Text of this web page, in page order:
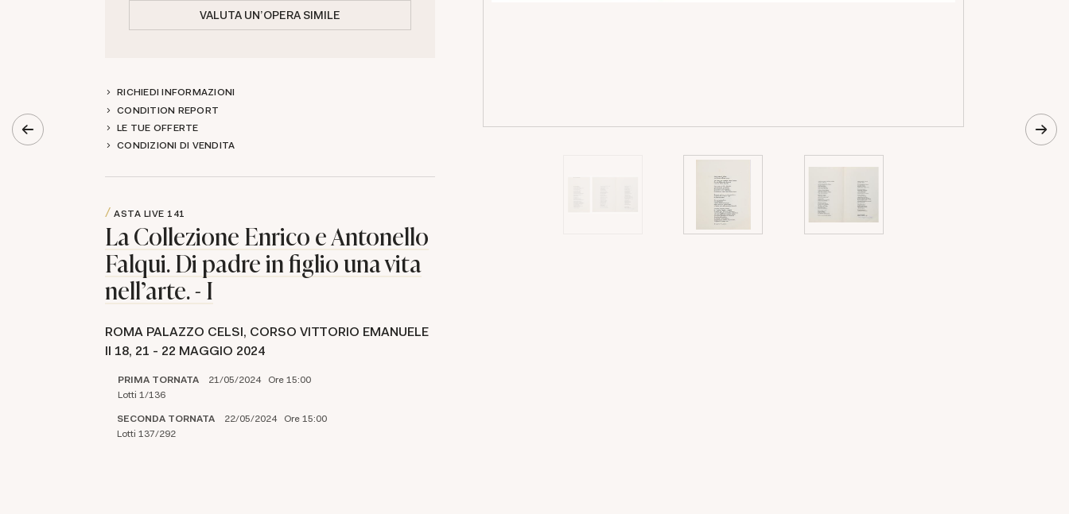
VALUTA UN'OPERA SIMILE
RICHIEDI INFORMAZIONI
CONDITION REPORT
LE TUE OFFERTE
CONDIZIONI DI VENDITA
ASTA LIVE 141
La Collezione Enrico e Antonello
Falqui. Di padre in figlio una vita
nell'arte. - I
ROMA PALAZZO CELSI, CORSO VITTORIO EMANUELE
II 18, 21 - 22 MAGGIO 2024
PRIMA TORNATA 21/05/2024 Ore 15:00
Lotti 1/136
SECONDA TORNATA 22/05/2024 Ore 15:00
Lotti 137/292